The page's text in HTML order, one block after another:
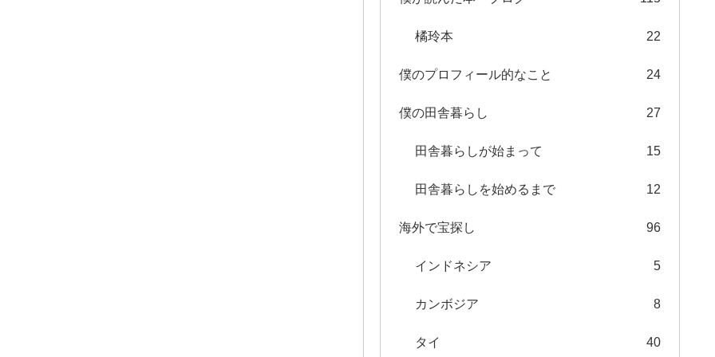
橘玲本 22
僕のプロフィール的なこと 24
僕の田舎暮らし 27
田舎暮らしが始まって 15
田舎暮らしを始めるまで 12
海外で宝探し 96
インドネシア 5
カンボジア 8
タイ 40